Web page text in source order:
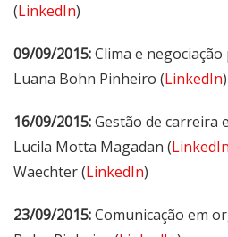
(LinkedIn)
09/09/2015:Clima e
Luana Bohn Pinheiro (LinkedIn)
16/09/2015:Gestão de carreira
Lucila Motta Magadan (LinkedIn
Waechter (LinkedIn)
23/09/2015:Comunicação em